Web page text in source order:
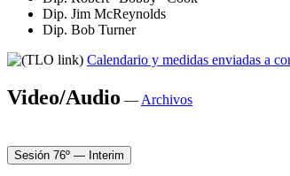
Dip. Jim McReynolds
Dip. Bob Turner
Calendario y medidas enviadas a
Video/Audio — Archivos
Sesión 76º — Interim